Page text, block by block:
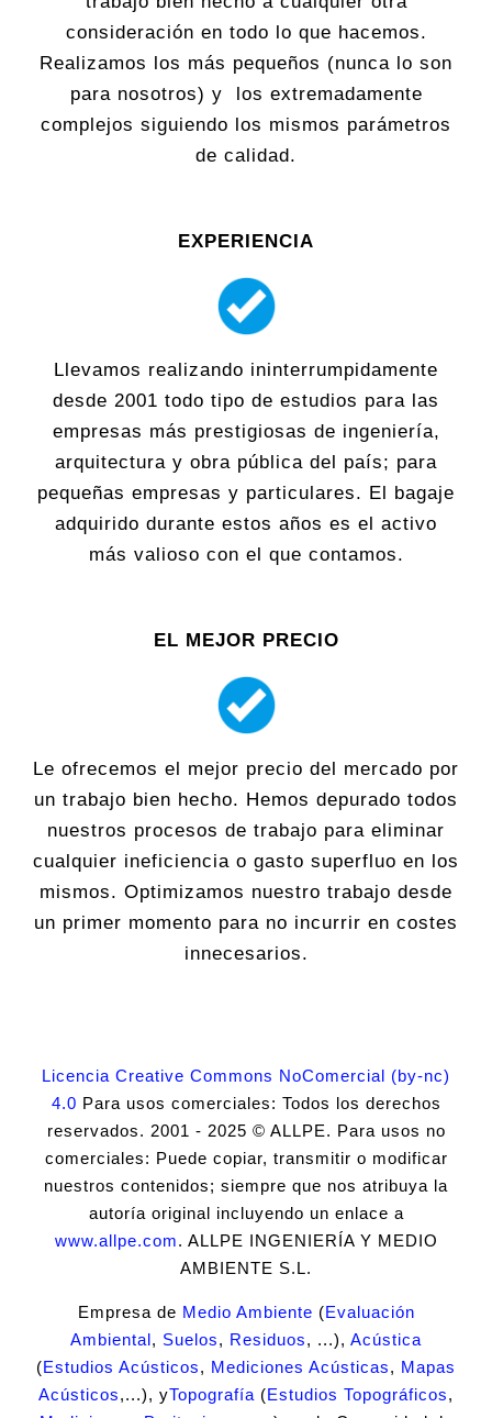
consideración en todo lo que hacemos.
Realizamos los más pequeños (nunca lo son
para nosotros) y los extremadamente
complejos siguiendo los mismos parámetros
de calidad.
EXPERIENCIA
Llevamos realizando ininterrumpidamente
desde 2001 todo tipo de estudios para las
empresas más prestigiosas de ingeniería,
arquitectura y obra pública del país; para
pequeñas empresas y particulares. El bagaje
adquirido durante estos años es el activo
más valioso con el que contamos.
EL MEJOR PRECIO
Le ofrecemos el mejor precio del mercado por
un trabajo bien hecho. Hemos depurado todos
nuestros procesos de trabajo para eliminar
cualquier ineficiencia o gasto superfluo en los
mismos. Optimizamos nuestro trabajo desde
un primer momento para no incurrir en costes
innecesarios.
Licencia Creative Commons NoComercial (by-nc)
4.0 Para usos comerciales: Todos los derechos
reservados. 2001 - 2025 © ALLPE. Para usos no
comerciales: Puede copiar, transmitir o modificar
nuestros contenidos; siempre que nos atribuya la
autoría original incluyendo un enlace a
www.allpe.com. ALLPE INGENIERÍA Y MEDIO
AMBIENTE S.L.
Empresa de Medio Ambiente (Evaluación
Ambiental, Suelos, Residuos, ...), Acústica
(Estudios Acústicos, Mediciones Acústicas, Mapas
Acústicos,...), yTopografía (Estudios Topográficos,